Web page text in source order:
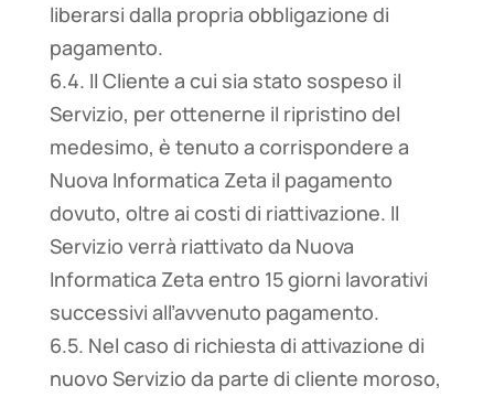
liberarsi dalla propria obbligazione di
pagamento.
6.4. Il Cliente a cui sia stato sospeso il
Servizio, per ottenerne il ripristino del
medesimo, è tenuto a corrispondere a
Nuova Informatica Zeta il pagamento
dovuto, oltre ai costi di riattivazione. Il
Servizio verrà riattivato da Nuova
Informatica Zeta entro 15 giorni lavorativi
successivi all’avvenuto pagamento.
6.5. Nel caso di richiesta di attivazione di
nuovo Servizio da parte di cliente moroso,